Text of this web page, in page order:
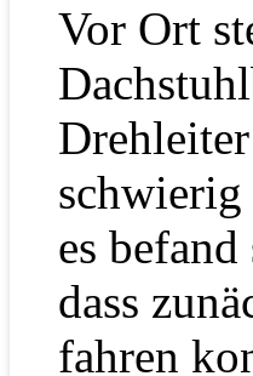
Vor Ort
es
dass
fahren